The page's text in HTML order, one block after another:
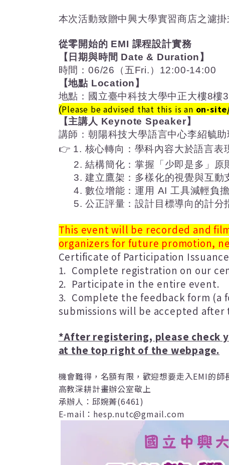
本次活動致贈中興大學實習商店之濾
從零開始的 EMI 課程設計實務
【日期與時間 Date & Duration 】
時間： 06/26 （五Fri. ） 12:00-14:00
【地點 Location 】
地點：國立臺中科技大學中正大樓8樓
(Please be advised that this is an on-
【主講人 Keynote Speaker】
講師：朝陽科技大學語言中心李紹毓助
👉 1. 核心轉向：學科內容大於語言表
2.結構簡化：掌握「少即是多」原
3.建立鷹架：多樣化的視覺與互動
4.數位增能：運用 AI 工具減輕負擔
5.公正評量：設計目標導向的計分
This event will be recorded and
organizers for future promotion,
Certificate of Participation
1. Complete registration on our
2. Participate in the entire event.
3. Complete the feedback form (a
submissions will be accepted after
*After registering, please check
at the top right of the webpage.
機會難得，名額有限，歡迎想要走入EMI的師
高教深耕計畫辦公室敬上
承辦人：邱婉菁(6461)
E-mail ： hesp.nutc@gmail.com